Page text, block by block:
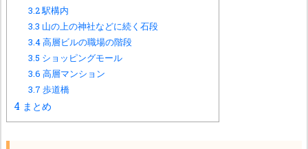
3.2駅構内
3.3 山の上の神社などに続く石段
3.4高層ビルの職場の階段
3.5 ショッピングモール
3.6 高層マンション
3.7 歩道橋
4 まとめ